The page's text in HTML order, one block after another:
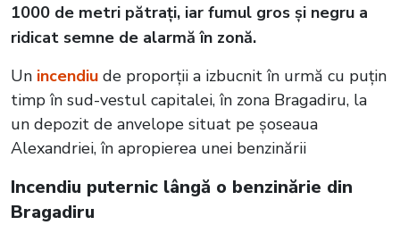
1000 de metri pătrați, iar fumul gros și negru a
ridicat semne de alarmă în zonă.
Un incendiu de proporții a izbucnit în urmă cu puțin
timp în sud-vestul capitalei, în zona Bragadiru, la
un depozit de anvelope situat pe șoseaua
Alexandriei, în apropierea unei benzinării
Incendiu puternic lângă o benzinărie din
Bragadiru